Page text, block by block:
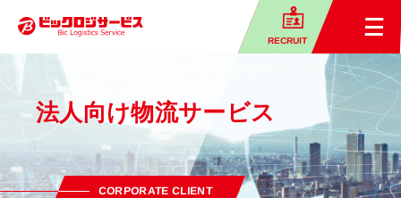
RECRUIT
法人向け物流サービス
CORPORATE CLIENT